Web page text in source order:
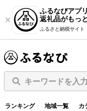
ふるなびアプ
返礼品がもっ
ふるさと納税サイト
キーワードを入力
ランキング 地域一覧 カ